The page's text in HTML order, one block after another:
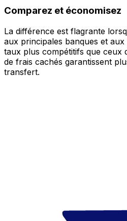
Comparez et économisez
La différence est flagrante
aux principales banques et
taux plus compétitifs que ceux
de frais cachés garantissent
transfert.